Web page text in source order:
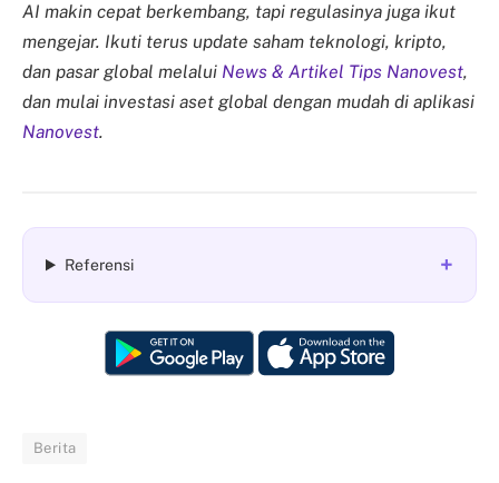
AI makin cepat berkembang, tapi regulasinya juga ikut
mengejar. Ikuti terus update saham teknologi, kripto,
dan pasar global melalui News & Artikel Tips Nanovest,
dan mulai investasi aset global dengan mudah di aplikasi
Nanovest.
Referensi +
Berita